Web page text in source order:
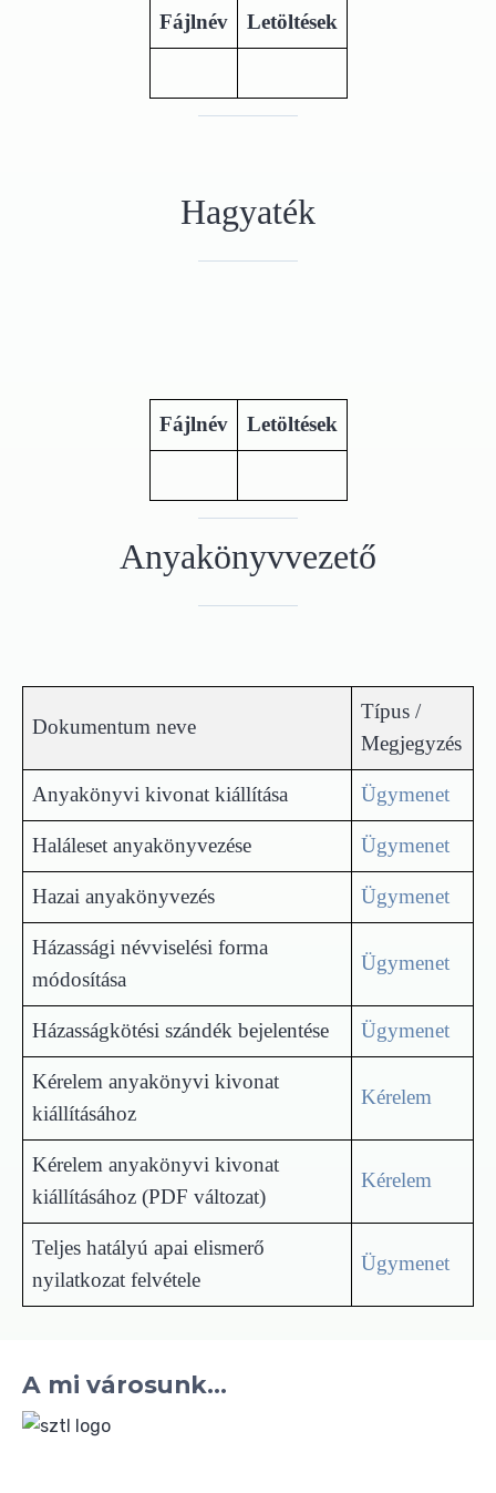
Fájlnév Letöltések
Hagyaték
Fájlnév Letöltések
Anyakönyvvezető
Dokumentum neve
Típus /
Megjegyzés
Anyakönyvi kivonat kiállítása Ügymenet
Haláleset anyakönyvezése Ügymenet
Hazai anyakönyvezés Ügymenet
Házassági névviselési forma
módosítása
Ügymenet
Házasságkötési szándék bejelentése Ügymenet
Kérelem anyakönyvi kivonat
kiállításához
Kérelem
Kérelem anyakönyvi kivonat
kiállításához (PDF változat)
Kérelem
Teljes hatályú apai elismerő
nyilatkozat felvétele
Ügymenet
A mi városunk...